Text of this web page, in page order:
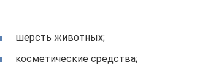
шерсть животных;
косметические средства;